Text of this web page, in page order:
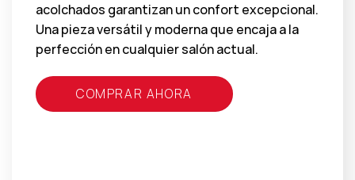
acolchados garantizan un confort excepcional.
Una pieza versátil y moderna que encaja a la
perfección en cualquier salón actual.
COMPRAR AHORA